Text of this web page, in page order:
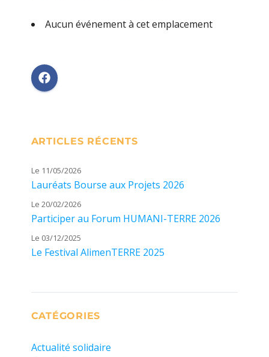
Aucun événement à cet emplacement
ARTICLES RÉCENTS
Le 11/05/2026
Lauréats Bourse aux Projets 2026
Le 20/02/2026
Participer au Forum HUMANI-TERRE 2026
Le 03/12/2025
Le Festival AlimenTERRE 2025
CATÉGORIES
Actualité solidaire